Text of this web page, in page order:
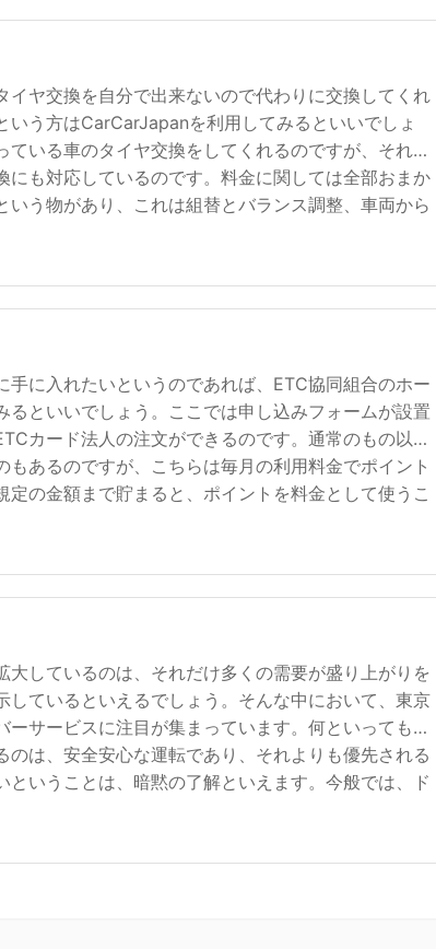
イヤ交換を自分で出来ないので代わりに交換してくれ
いう方はCarCarJapanを利用してみるといいでしょ
ている車のタイヤ交換をしてくれるのですが、それだ
にも対応しているのです。料金に関しては全部おまか
いう物があり、これは組替とバランス調整、車両から
手に入れたいというのであれば、ETC協同組合のホー
るといいでしょう。ここでは申し込みフォームが設置
カード法人の注文ができるのです。通常のもの以外
もあるのですが、こちらは毎月の利用料金でポイント
定の金額まで貯まると、ポイントを料金として使うこ
大しているのは、それだけ多くの需要が盛り上がりを
しているといえるでしょう。そんな中において、東京
ーサービスに注目が集まっています。何といっても、
のは、安全安心な運転であり、それよりも優先される
ということは、暗黙の了解といえます。今般では、ド